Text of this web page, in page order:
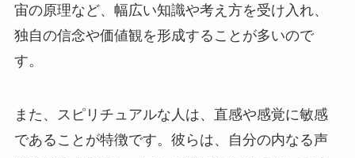
宙の原理など、幅広い知識や考え方を受け入れ、
独自の信念や価値観を形成することが多いので
す。
また、スピリチュアルな人は、直感や感覚に敏感
であることが特徴です。彼らは、自分の内なる声